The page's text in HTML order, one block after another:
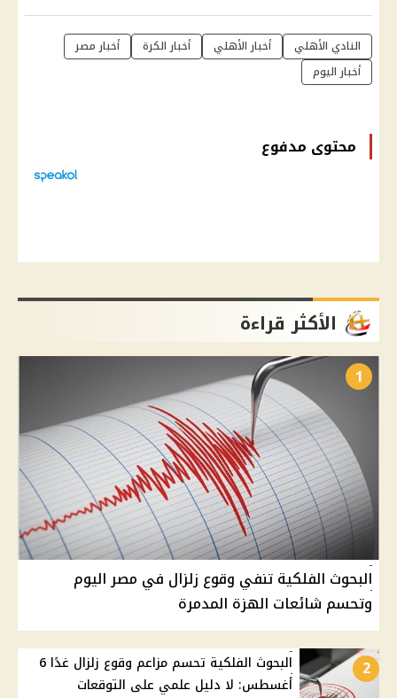
النادي الأهلي أخبار الأهلي أخبار الكرة
أخبار مصر
أخبار اليوم
محتوى مدفوع
الأكثر قراءة
1
البحوث الفلكية تنفي وقوع زلزال في مصر اليوم
وتحسم شائعات الهزة المدمرة
2
البحوث الفلكية تحسم مزاعم وقوع زلزال غدًا 6
أغسطس: لا دليل علمي على التوقعات